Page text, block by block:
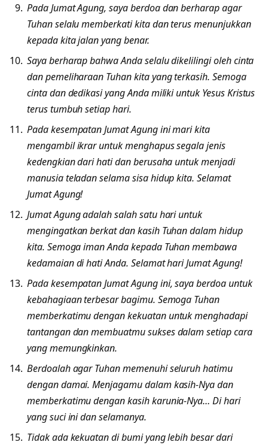
Pada Jumat Agung, saya berdoa dan berharap agar
Tuhan selalu memberkati kita dan terus menunjukkan
kepada kita jalan yang benar.
Saya berharap bahwa Anda selalu dikelilingi oleh cinta
dan pemeliharaan Tuhan kita yang terkasih. Semoga
cinta dan dedikasi yang Anda miliki untuk Yesus Kristus
terus tumbuh setiap hari.
Pada kesempatan Jumat Agung ini mari kita
mengambil ikrar untuk menghapus segala jenis
kedengkian dari hati dan berusaha untuk menjadi
manusia teladan selama sisa hidup kita. Selamat
Jumat Agung!
Jumat Agung adalah salah satu hari untuk
mengingatkan berkat dan kasih Tuhan dalam hidup
kita. Semoga iman Anda kepada Tuhan membawa
kedamaian di hati Anda. Selamat hari Jumat Agung!
Pada kesempatan Jumat Agung ini, saya berdoa untuk
kebahagiaan terbesar bagimu. Semoga Tuhan
memberkatimu dengan kekuatan untuk menghadapi
tantangan dan membuatmu sukses dalam setiap cara
yang memungkinkan.
Berdoalah agar Tuhan memenuhi seluruh hatimu
dengan damai. Menjagamu dalam kasih-Nya dan
memberkatimu dengan kasih karunia-Nya… Di hari
yang suci ini dan selamanya.
Tidak ada kekuatan di bumi yang lebih besar dari